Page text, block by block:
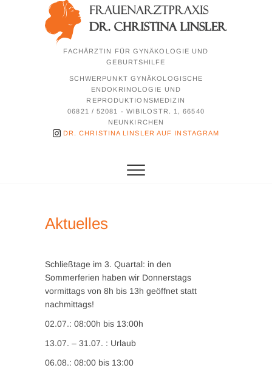
FACHÄRZTIN FÜR GYNÄKOLOGIE UND
GEBURTSHILFE
SCHWERPUNKT GYNÄKOLOGISCHE
ENDOKRINOLOGIE UND
REPRODUKTIONSMEDIZIN
06821 / 52081 - WIBILOSTR. 1, 66540
NEUNKIRCHEN
DR. CHRISTINA LINSLER AUF INSTAGRAM
Aktuelles
Schließtage im 3. Quartal: in den
Sommerferien haben wir Donnerstags
vormittags von 8h bis 13h geöffnet statt
nachmittags!
02.07.: 08:00h bis 13:00h
13.07. – 31.07. : Urlaub
06.08.: 08:00 bis 13:00